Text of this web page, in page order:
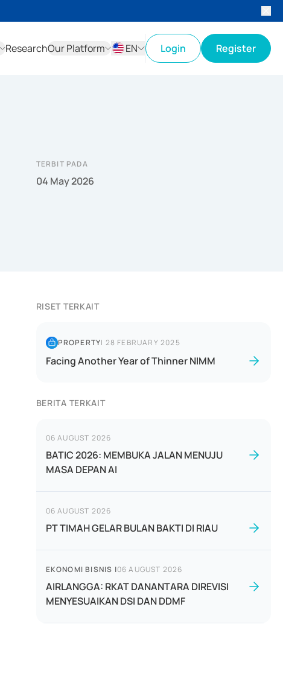
ResearchOur Platform
EN
Login Register
TERBIT PADA
04 May 2026
RISET TERKAIT
PROPERTY| 28 FEBRUARY 2025
Facing Another Year of Thinner NIMM
BERITA TERKAIT
06 AUGUST 2026
BATIC 2026: MEMBUKA JALAN MENUJU
MASA DEPAN AI
06 AUGUST 2026
PT TIMAH GELAR BULAN BAKTI DI RIAU
EKONOMI BISNIS |06 AUGUST 2026
AIRLANGGA: RKAT DANANTARA DIREVISI
MENYESUAIKAN DSI DAN DDMF